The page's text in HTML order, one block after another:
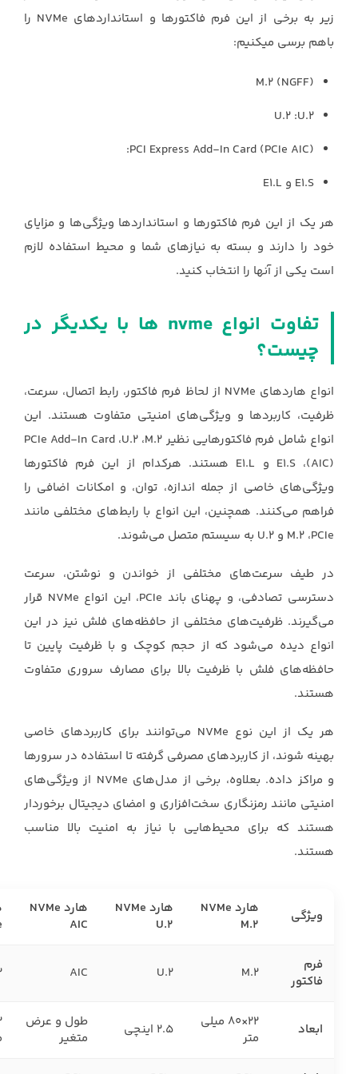
زیر به برخی از این فرم فاکتورها و استانداردهای ‏NVMe‏ را
باهم برسی میکنیم:‏
M.2 (NGFF)‎‏
U.2‎‏: ‏‎ U.2‎‏
PCI Express Add-In Card (PCIe AIC)‎‏:
E1.S‏ و ‏E1.L‏
هر یک از این فرم فاکتورها و استانداردها ویژگی‌ها و مزایای
خود را دارند و بسته به نیازهای شما و محیط ‏استفاده لازم
است یکی از آنها را انتخاب کنید.‏
تفاوت انواع ‏nvme‏ ها با یکدیگر در
چیست؟ ‏
انواع هاردهای ‏NVMe‏ از لحاظ فرم فاکتور، رابط اتصال، سرعت،
ظرفیت، کاربردها و ویژگی‌های امنیتی ‏متفاوت هستند. این
انواع شامل فرم فاکتورهایی نظیر ‏M.2‎، ‏U.2‎، ‏PCIe Add-In Card
(AIC)‎، ‏E1.S‏ و ‏E1.L‏ ‏هستند. هرکدام از این فرم فاکتورها
ویژگی‌های خاصی از جمله اندازه، توان، و امکانات اضافی را
فراهم ‏می‌کنند. همچنین، این انواع با رابط‌های مختلفی مانند
در ‏طیف سرعت‌های مختلفی از خواندن و نوشتن، سرعت
دسترسی تصادفی، و پهنای باند ‏PCIe، این انواع ‏NVMe‏ قرار
می‌گیرند. ظرفیت‌های مختلفی از حافظه‌های فلش نیز در این
انواع دیده می‌شود که از حجم ‏کوچک و با ظرفیت پایین تا
حافظه‌های فلش با ظرفیت بالا برای مصارف سروری متفاوت
هستند. ‏
هر یک از این نوع ‏NVMe‏ می‌توانند برای کاربردهای خاصی
بهینه شوند، از کاربردهای مصرفی گرفته تا ‏استفاده در سرورها
و مراکز داده. بعلاوه، برخی از مدل‌های ‏NVMe‏ از ویژگی‌های
امنیتی مانند رمزنگاری ‏سخت‌افزاری و امضای دیجیتال برخوردار
هستند که برای محیط‌هایی با نیاز به امنیت بالا مناسب
هستند.‏
ویژگی هارد NVMe
M.2
هارد NVMe
U.2
هارد NVMe
AIC
فرم
فاکتور
M.2
U.2
AIC
ابعاد
22×80 میلی
متر
2.5 اینچی
طول و عرض
متغیر